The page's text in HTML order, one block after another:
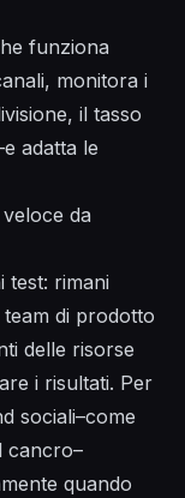
funziona
monitora i
il tasso
adatta le
da
test: rimani
di prodotto
delle risorse
i risultati. Per
sociali–come
cancro–
quando